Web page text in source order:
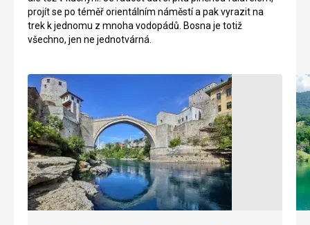
projít se po téměř orientálním náměstí a pak vyrazit na
trek k jednomu z mnoha vodopádů. Bosna je totiž
všechno, jen ne jednotvárná.